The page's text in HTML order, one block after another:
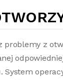
problemy z
System